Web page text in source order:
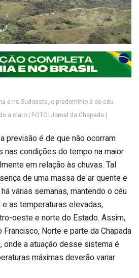
e no Sudoeste, o predomínio é de céu
a claro | FOTO: Jornal da Chapada |
previsão é de que não ocorram
nas condições do tempo na maior
em relação às chuvas. Tal
de uma massa de ar quente e
várias semanas, mantendo o céu
as temperaturas elevadas,
oeste e norte do Estado. Assim,
Norte e parte da Chapada
onde a atuação desse sistema é
máximas deverão variar